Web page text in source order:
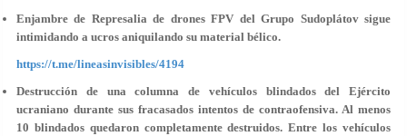
Enjambre de Represalia de drones FPV del Grupo Sudoplátov sigue
intimidando a ucros aniquilando su material bélico.
https://t.me/lineasinvisibles/4194
Destrucción de una columna de vehículos blindados del Ejército
ucraniano durante sus fracasados intentos de contraofensiva. Al menos
10 blindados quedaron completamente destruidos. Entre los vehículos